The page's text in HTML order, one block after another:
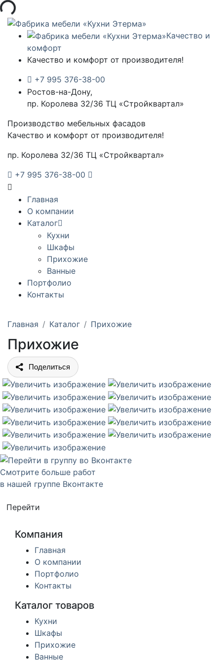
Качество и
комфорт
Качество и комфорт от производителя!
+7 995 376-38-00
Ростов-на-Дону,
пр. Королева 32/36 ТЦ «Стройквартал»
Производство мебельных фасадов
Качество и комфорт от производителя!
пр. Королева 32/36 ТЦ «Стройквартал»
+7 995 376-38-00
Главная
О компании
Каталог
Кухни
Шкафы
Прихожие
Ванные
Портфолио
Контакты
Главная Каталог Прихожие
Прихожие
Поделиться
Смотрите больше работ
в нашей группе Вконтакте
Перейти
Компания
Главная
О компании
Портфолио
Контакты
Каталог товаров
Кухни
Шкафы
Прихожие
Ванные